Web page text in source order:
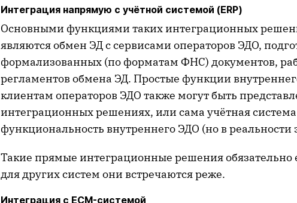
Интеграция напрямую с учётной системой (ERP)
Основными функциями таких интеграционных
являются обмен ЭД с сервисами операторов ЭДО,
формализованных (по форматам ФНС) документов,
регламентов обмена ЭД. Простые функции
клиентам операторов ЭДО также могут быть
интеграционных решениях, или сама учётная
функциональность внутреннего ЭДО (но в реальности
Такие прямые интеграционные решения обязательно
для других систем они встречаются реже.
Интеграция с ECM-системой